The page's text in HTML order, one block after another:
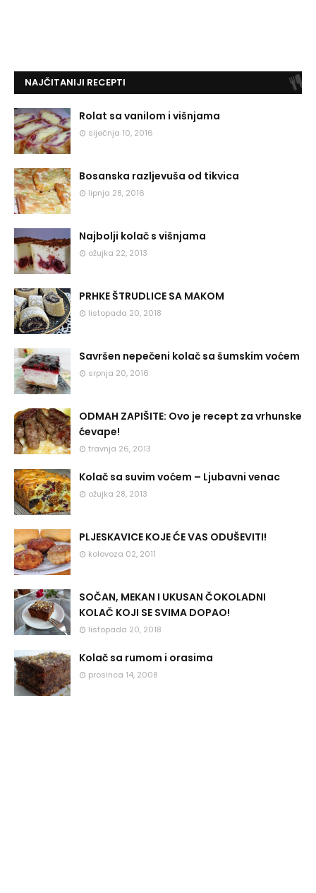
NAJČITANIJI RECEPTI
Rolat sa vanilom i višnjama
siječnja 10, 2016
Bosanska razljevuša od tikvica
lipnja 28, 2016
Najbolji kolač s višnjama
ožujka 22, 2013
PRHKE ŠTRUDLICE SA MAKOM
listopada 20, 2018
Savršen nepečeni kolač sa šumskim voćem
srpnja 20, 2016
ODMAH ZAPIŠITE: Ovo je recept za vrhunske
ćevape!
travnja 26, 2013
Kolač sa suvim voćem – Ljubavni venac
ožujka 28, 2013
PLJESKAVICE KOJE ĆE VAS ODUŠEVITI!
kolovoza 02, 2011
SOČAN, MEKAN I UKUSAN ČOKOLADNI
KOLAČ KOJI SE SVIMA DOPAO!
listopada 20, 2018
Kolač sa rumom i orasima
prosinca 14, 2008